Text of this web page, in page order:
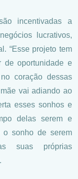
incentivadas a
lucrativos,
“Esse projeto tem
de oportunidade e
coração dessas
vai adiando ao
esses sonhos e
delas serem e
o sonho de serem
suas próprias